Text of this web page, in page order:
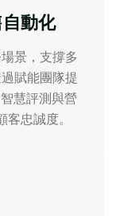
動化
景，支撐多
賦能團隊提
慧評測與營
忠誠度。